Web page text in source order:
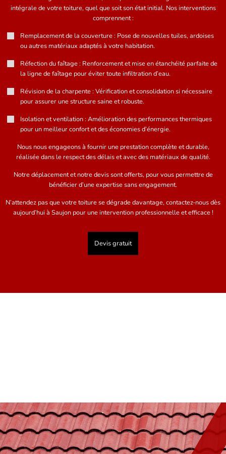
intégrale de votre toiture, quel que soit son état initial. Nos interventions
comprennent :
Remplacement de la couverture : Pose de nouvelles tuiles, ardoises
ou autres matériaux adaptés à votre habitation.
Réfection du faîtage : Renforcement et mise en étanchéité parfaite de
la ligne de faîtage pour éviter toute infiltration d’eau.
Révision de la charpente : Vérification et consolidation si nécessaire
pour assurer une structure saine et robuste.
Isolation et ventilation : Amélioration des performances thermiques
pour un meilleur confort et des économies d’énergie.
Nous nous engageons à fournir une prestation complète et durable,
réalisée dans le respect des délais et avec des matériaux de qualité.
Notre déplacement et notre devis sont offerts, pour vous permettre de
bénéficier d’une expertise sans engagement.
N’attendez pas que votre toiture se dégrade davantage, contactez-nous dès
aujourd’hui à Saujon pour une intervention professionnelle et efficace !
Devis gratuit